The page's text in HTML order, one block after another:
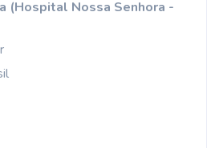
(Hospital Nossa Senhora -